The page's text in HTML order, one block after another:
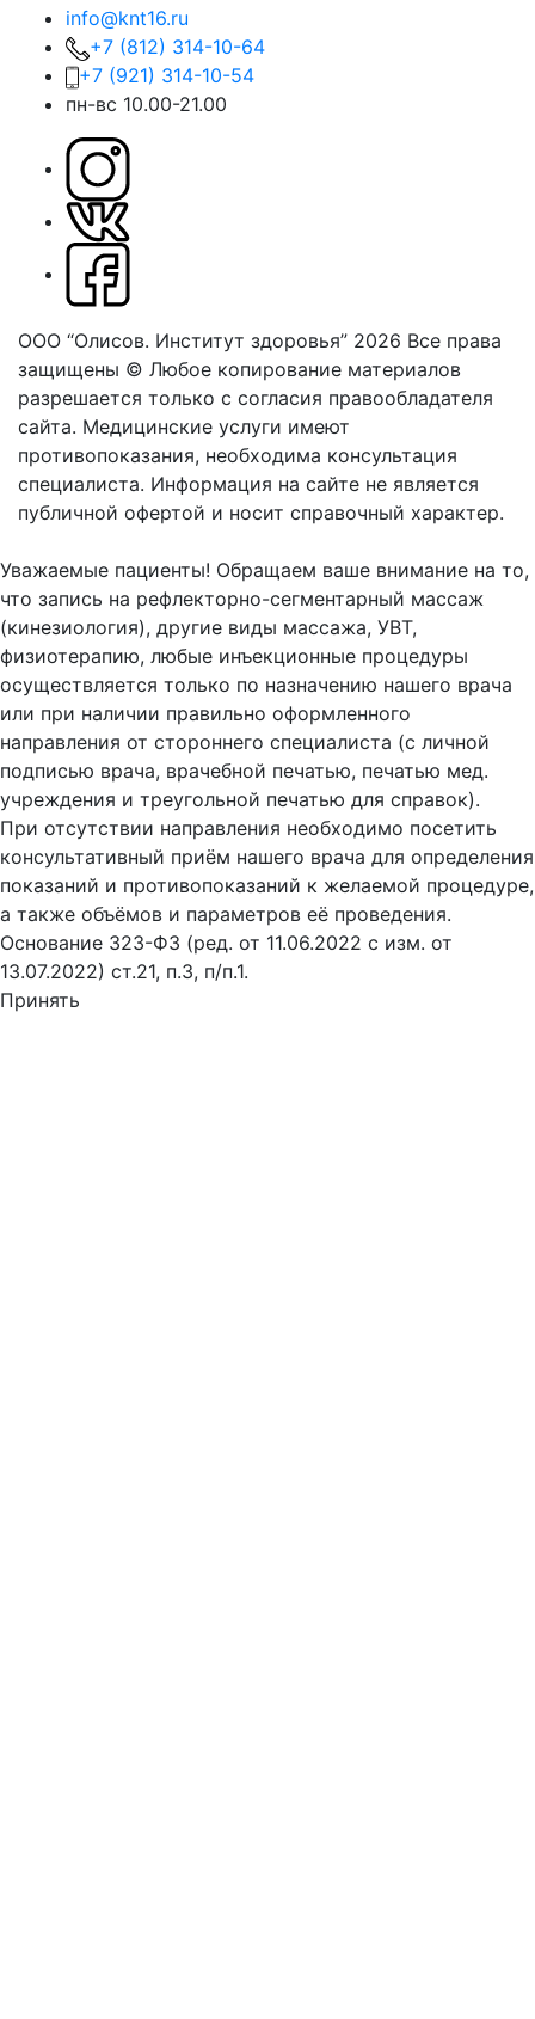
info@knt16.ru
+7 (812) 314-10-64
+7 (921) 314-10-54
пн-вс 10.00-21.00
ООО “Олисов. Институт здоровья” 2026 Все права
защищены © Любое копирование материалов
разрешается только с согласия правообладателя
сайта. Медицинские услуги имеют
противопоказания, необходима консультация
специалиста. Информация на сайте не является
публичной офертой и носит справочный характер.
Уважаемые пациенты! Обращаем ваше внимание на то,
что запись на рефлекторно-сегментарный массаж
(кинезиология), другие виды массажа, УВТ,
физиотерапию, любые инъекционные процедуры
осуществляется только по назначению нашего врача
или при наличии правильно оформленного
направления от стороннего специалиста (с личной
подписью врача, врачебной печатью, печатью мед.
учреждения и треугольной печатью для справок).
При отсутствии направления необходимо посетить
консультативный приём нашего врача для определения
показаний и противопоказаний к желаемой процедуре,
а также объёмов и параметров её проведения.
Основание 323-ФЗ (ред. от 11.06.2022 с изм. от
13.07.2022) ст.21, п.3, п/п.1.
Принять